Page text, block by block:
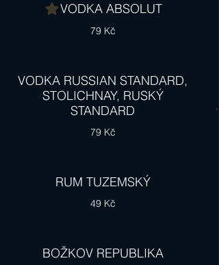
VODKA ABSOLUT
79 Kč
VODKA RUSSIAN STANDARD,
STOLICHNAY, RUSKÝ
STANDARD
79 Kč
RUM TUZEMSKÝ
49 Kč
BOŽKOV REPUBLIKA